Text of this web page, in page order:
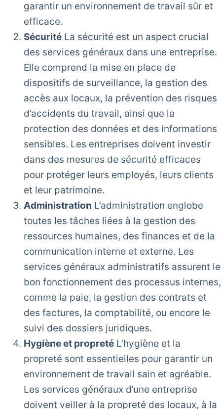
garantir un environnement de travail sûr et
efficace.
SécuritéLa sécurité est un aspect crucial
des services généraux dans une entreprise.
Elle comprend la mise en place de
dispositifs de surveillance, la gestion des
accès aux locaux, la prévention des risques
d’accidents du travail, ainsi que la
protection des données et des informations
sensibles. Les entreprises doivent investir
dans des mesures de sécurité efficaces
pour protéger leurs employés, leurs clients
et leur patrimoine.
Administration L’administration englobe
toutes les tâches liées à la gestion des
ressources humaines, des finances et de la
communication interne et externe. Les
services généraux administratifs assurent le
bon fonctionnement des processus internes,
comme la paie, la gestion des contrats et
des factures, la comptabilité, ou encore le
suivi des dossiers juridiques.
Hygiène et propretéL’hygiène et la
propreté sont essentielles pour garantir un
environnement de travail sain et agréable.
Les services généraux d’une entreprise
doivent veiller à la propreté des locaux, à la